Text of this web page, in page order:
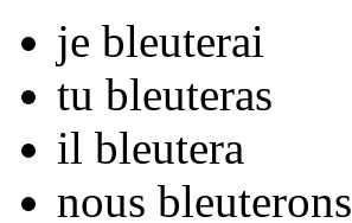
je bleuterai
tu bleuteras
il bleutera
nous bleuterons